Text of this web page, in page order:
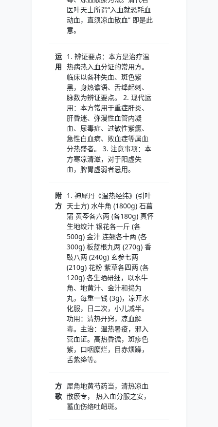
医叶天士所谓“入血就恐耗血
动血，直须凉血散血” 即是此
意。
运
用
1. 辨证要点：本方是治疗温
热病热入血分证的常用方。
临床以各种失血、斑色紫
黑，身热谵语、舌绛起刺、
脉数为辨证要点。 2. 现代运
用：本方常用于重症肝炎、
肝昏迷、弥漫性血管内凝
血、尿毒症、过敏性紫癜、
急性白血病、败血症等属血
分热盛者。 3. 注意事项：本
方寒凉清滋，对于阳虚失
血，脾胃虚弱者忌用。
附
方
1. 神犀丹《温热经纬》(引叶
天士方) 水牛角 (1800g) 石菖
蒲 黄芩各六两 (各180g) 真怀
生地绞汁 银花各一斤 (各
500g) 金汁 连翘各十两 (各
300g) 板蓝根九两 (270g) 香
豉八两 (240g) 玄参七两
(210g) 花粉 紫草各四两 (各
120g) 各生晒研细，以水牛
角、地黄汁、金汁和捣为
丸，每重一钱 (3g)，凉开水
化服，日二次，小儿减半。
功用：清热开窍，凉血解
毒。主治：温热暑疫，邪入
营血证。高热昏谵，斑疹色
紫，口咽糜烂，目赤烦躁，
舌紫绛等。
方
歌
犀角地黄芍药当，清热凉血
散瘀专， 热入血分服之安，
蓄血伤络吐衄斑。